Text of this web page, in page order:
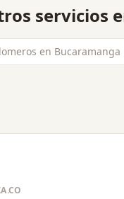
servicios
en Bucaramanga